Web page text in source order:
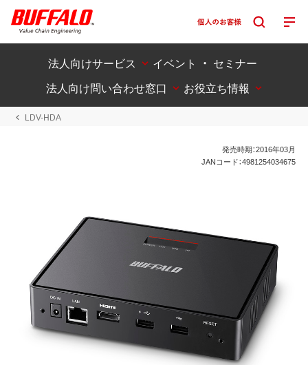
法人向けサービス
イベント ・ セミナー
法人向け問い合わせ窓口
お役立ち情報
LDV-HDA
発売時期：2016年03月
JANコード：4981254034675